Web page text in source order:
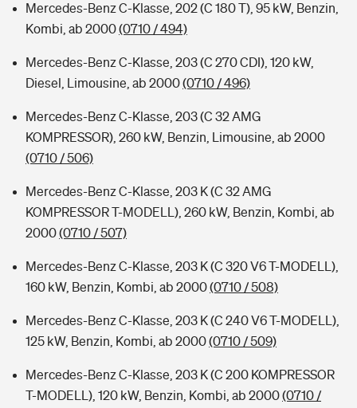
Mercedes-Benz C-Klasse, 202 (C 180 T), 95 kW, Benzin,
Kombi, ab 2000(0710 / 494)
Mercedes-Benz C-Klasse, 203 (C 270 CDI), 120 kW,
Diesel, Limousine, ab 2000(0710 / 496)
Mercedes-Benz C-Klasse, 203 (C 32 AMG
KOMPRESSOR), 260 kW, Benzin, Limousine, ab 2000
(0710 / 506)
Mercedes-Benz C-Klasse, 203 K (C 32 AMG
KOMPRESSOR T-MODELL), 260 kW, Benzin, Kombi, ab
2000(0710 / 507)
Mercedes-Benz C-Klasse, 203 K (C 320 V6 T-MODELL),
160 kW, Benzin, Kombi, ab 2000(0710 / 508)
Mercedes-Benz C-Klasse, 203 K (C 240 V6 T-MODELL),
125 kW, Benzin, Kombi, ab 2000(0710 / 509)
Mercedes-Benz C-Klasse, 203 K (C 200 KOMPRESSOR
T-MODELL), 120 kW, Benzin, Kombi, ab 2000(0710 /